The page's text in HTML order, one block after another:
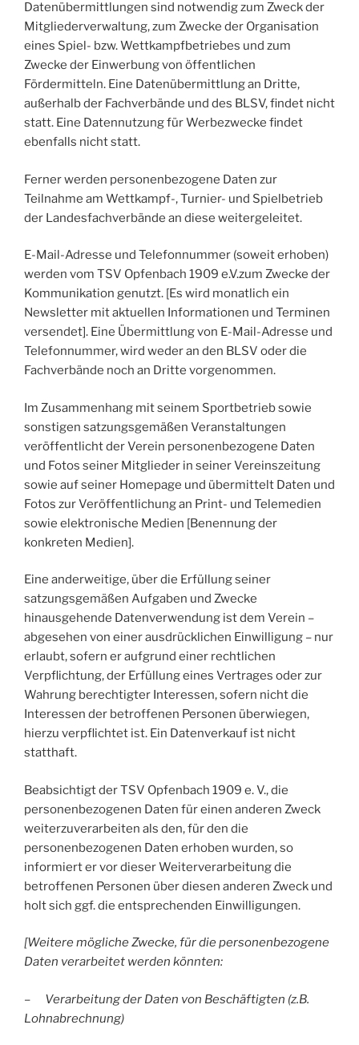
Datenübermittlungen sind notwendig zum Zweck der
Mitgliederverwaltung, zum Zwecke der Organisation
eines Spiel- bzw. Wettkampfbetriebes und zum
Zwecke der Einwerbung von öffentlichen
Fördermitteln. Eine Datenübermittlung an Dritte,
außerhalb der Fachverbände und des BLSV, findet nicht
statt. Eine Datennutzung für Werbezwecke findet
ebenfalls nicht statt.
Ferner werden personenbezogene Daten zur
Teilnahme am Wettkampf-, Turnier- und Spielbetrieb
der Landesfachverbände an diese weitergeleitet.
E-Mail-Adresse und Telefonnummer (soweit erhoben)
werden vom TSV Opfenbach 1909 e.V.zum Zwecke der
Kommunikation genutzt. [Es wird monatlich ein
Newsletter mit aktuellen Informationen und Terminen
versendet]. Eine Übermittlung von E-Mail-Adresse und
Telefonnummer, wird weder an den BLSV oder die
Fachverbände noch an Dritte vorgenommen.
Im Zusammenhang mit seinem Sportbetrieb sowie
sonstigen satzungsgemäßen Veranstaltungen
veröffentlicht der Verein personenbezogene Daten
und Fotos seiner Mitglieder in seiner Vereinszeitung
sowie auf seiner Homepage und übermittelt Daten und
Fotos zur Veröffentlichung an Print- und Telemedien
sowie elektronische Medien [Benennung der
konkreten Medien].
Eine anderweitige, über die Erfüllung seiner
satzungsgemäßen Aufgaben und Zwecke
hinausgehende Datenverwendung ist dem Verein –
abgesehen von einer ausdrücklichen Einwilligung – nur
erlaubt, sofern er aufgrund einer rechtlichen
Verpflichtung, der Erfüllung eines Vertrages oder zur
Wahrung berechtigter Interessen, sofern nicht die
Interessen der betroffenen Personen überwiegen,
hierzu verpflichtet ist. Ein Datenverkauf ist nicht
statthaft.
Beabsichtigt der TSV Opfenbach 1909 e. V., die
personenbezogenen Daten für einen anderen Zweck
weiterzuverarbeiten als den, für den die
personenbezogenen Daten erhoben wurden, so
informiert er vor dieser Weiterverarbeitung die
betroffenen Personen über diesen anderen Zweck und
holt sich ggf. die entsprechenden Einwilligungen.
[Weitere mögliche Zwecke, für die personenbezogene
Daten verarbeitet werden könnten:
– Verarbeitung der Daten von Beschäftigten (z.B.
Lohnabrechnung)